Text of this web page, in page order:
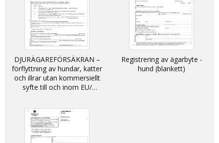
DJURÄGAREFÖRSÄKRAN –
förflyttning av hundar, katter
och illrar utan kommersiellt
syfte till och inom EU/
dogs, cats and ferrets into
and within the EU
Registrering av ägarbyte -
hund (blankett)